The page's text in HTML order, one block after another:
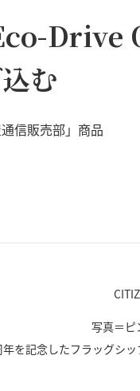
Drive
む
信販売部」商品
写真＝
年を記念したフラッグシ